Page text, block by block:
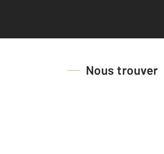
Nous trouver